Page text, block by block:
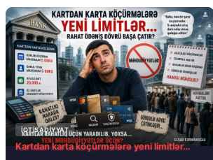
İQTISADIYYAT
Kartdan karta köçürmələrə yeni limitlər…